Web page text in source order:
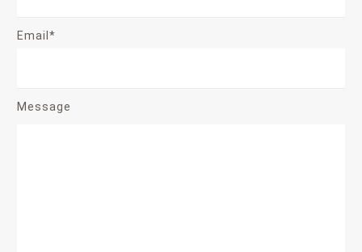
Email*
Message